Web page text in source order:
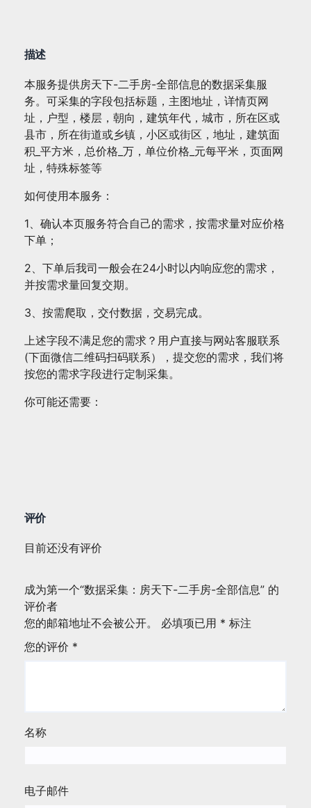
描述
本服务提供房天下-二手房-全部信息的数据采集服
务。可采集的字段包括标题，主图地址，详情页网
址，户型，楼层，朝向，建筑年代，城市，所在区或
县市，所在街道或乡镇，小区或街区，地址，建筑面
积_平方米，总价格_万，单位价格_元每平米，页面网
址，特殊标签等
如何使用本服务：
1、确认本页服务符合自己的需求，按需求量对应价格
下单；
2、下单后我司一般会在24小时以内响应您的需求，
并按需求量回复交期。
3、按需爬取，交付数据，交易完成。
上述字段不满足您的需求？用户直接与网站客服联系
(下面微信二维码扫码联系），提交您的需求，我们将
按您的需求字段进行定制采集。
你可能还需要：
评价
目前还没有评价
成为第一个“数据采集：房天下-二手房-全部信息” 的
评价者
您的邮箱地址不会被公开。
必填项已用 * 标注
您的评价 *
名称
电子邮件